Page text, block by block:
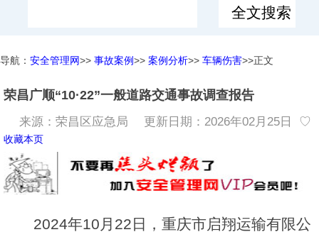
导航： 安全管理网>> 事故案例>> 案例分析>> 车辆伤害>>正文
荣昌广顺“10·22”一般道路交通事故调查报告
来源：荣昌区应急局 更新日期：2026年02月25日 ♡
收藏本页
2024年10月22日，重庆市启翔运输有限公